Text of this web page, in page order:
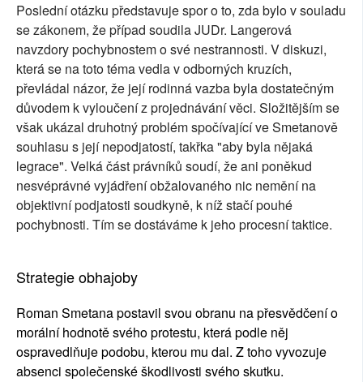
Poslední otázku představuje spor o to, zda bylo v souladu
se zákonem, že případ soudila JUDr. Langerová
navzdory pochybnostem o své nestrannosti. V diskuzi,
která se na toto téma vedla v odborných kruzích,
převládal názor, že její rodinná vazba byla dostatečným
důvodem k vyloučení z projednávání věci. Složitějším se
však ukázal druhotný problém spočívající ve Smetanově
souhlasu s její nepodjatostí, takřka "aby byla nějaká
legrace". Velká část právníků soudí, že ani poněkud
nesvéprávné vyjádření obžalovaného nic nemění na
objektivní podjatosti soudkyně, k níž stačí pouhé
pochybnosti. Tím se dostáváme k jeho procesní taktice.
Strategie obhajoby
Roman Smetana postavil svou obranu na přesvědčení o
morální hodnotě svého protestu, která podle něj
ospravedlňuje podobu, kterou mu dal. Z toho vyvozuje
absenci společenské škodlivosti svého skutku.